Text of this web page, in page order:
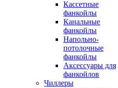
Кассетные
фанкойлы
Канальные
фанкойлы
Напольно-
потолочные
фанкойлы
Аксессуары для
фанкойлов
Чиллеры